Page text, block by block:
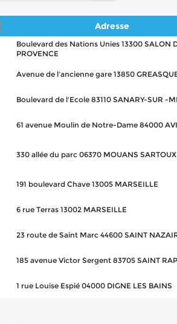
Adresse
Boulevard des Nations Unies 13300 SALON
PROVENCE
Avenue de l'ancienne gare 13850
Boulevard de l'Ecole 83110 SANARY-SUR -
61 avenue Moulin de Notre-Dame 84000
330 allée du parc 06370 MOUANS SARTOUX
191 boulevard Chave 13005 MARSEILLE
6 rue Terras 13002 MARSEILLE
23 route de Saint Marc 44600 SAINT
185 avenue Victor Sergent 83705 SAINT
1 rue Louise Espié 04000 DIGNE LES BAINS